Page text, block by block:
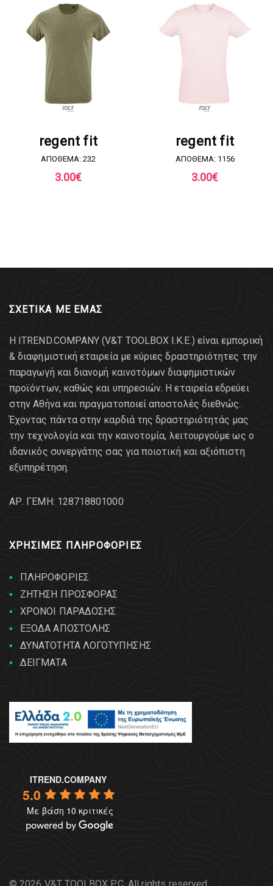
regent fit
ΑΠΟΘΕΜΑ: 232
3.00€
regent fit
ΑΠΟΘΕΜΑ: 1156
3.00€
ΣΧΕΤΙΚΑ ΜΕ ΕΜΑΣ
Η ITREND.COMPANY (V&T TOOLBOX Ι.Κ.Ε.) είναι εμπορική
& διαφημιστική εταιρεία με κύριες δραστηριότητες την
παραγωγή και διανομή καινοτόμων διαφημιστικών
προϊόντων, καθώς και υπηρεσιών. Η εταιρεία εδρεύει
στην Αθήνα και πραγματοποιεί αποστολές διεθνώς.
Έχοντας πάντα στην καρδιά της δραστηριότητάς μας
την τεχνολογία και την καινοτομία, λειτουργούμε ως ο
ιδανικός συνεργάτης σας για ποιοτική και αξιόπιστη
εξυπηρέτηση.
AΡ. ΓΕΜΗ: 128718801000
ΧΡΗΣΙΜΕΣ ΠΛΗΡΟΦΟΡΙΕΣ
ΠΛΗΡΟΦΟΡΙΕΣ
ΖΗΤΗΣΗ ΠΡΟΣΦΟΡΑΣ
ΧΡΟΝΟΙ ΠΑΡΑΔΟΣΗΣ
ΕΞΟΔΑ ΑΠΟΣΤΟΛΗΣ
ΔΥΝΑΤΟΤΗΤΑ ΛΟΓΟΤΥΠΗΣΗΣ
ΔΕΙΓΜΑΤΑ
ITREND.COMPANY
5.0
Με βάση 10 κριτικές
© 2026 V&T TOOLBOX P.C. All rights reserved.